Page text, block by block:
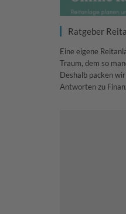
Ratgeber
Eine eigene
Traum, dem so
Deshalb packen
Antworten zu